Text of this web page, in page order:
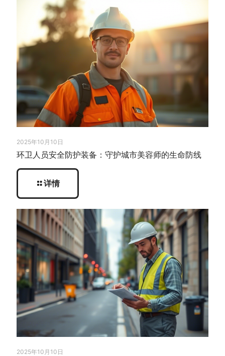
2025年10月10日
环卫人员安全防护装备：守护城市美容师的生命防线
详情
2025年10月10日